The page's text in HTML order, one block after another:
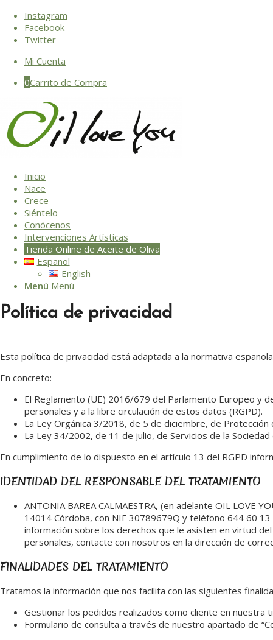
Instagram
Facebook
Twitter
Mi Cuenta
0Carrito de Compra
Inicio
Nace
Crece
Siéntelo
Conócenos
Intervenciones Artísticas
Tienda Online de Aceite de Oliva
Español
English
Menú Menú
Política de privacidad
Esta política de privacidad está adaptada a la normativa
En concreto:
El Reglamento (UE) 2016/679 del Parlamento Europeo y
personales y a la libre circulación de estos datos (RGPD).
La Ley Orgánica 3/2018, de 5 de diciembre, de
La Ley 34/2002, de 11 de julio, de Servicios de la
En cumplimiento de lo dispuesto en el artículo 13 del RGPD
IDENTIDAD DEL RESPONSABLE DEL TRATAMIENTO
ANTONIA BAREA CALMAESTRA, (en adelante OIL LOVE
14014 Córdoba, con NIF 30789679Q y teléfono 644 60
información sobre los derechos que le asisten en virtud
personales, contacte con nosotros en la dirección de
FINALIDADES DEL TRATAMIENTO
Tratamos la información que nos facilita con las siguientes
Gestionar los pedidos realizados como cliente en nuestra
Formulario de consulta a través de nuestro apartado de